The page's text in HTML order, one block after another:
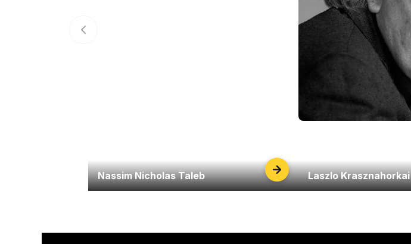
Nassim Nicholas Taleb Laszlo Krasznahorkai